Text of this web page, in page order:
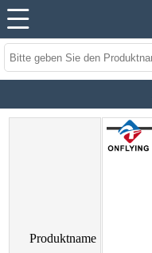
Produktname